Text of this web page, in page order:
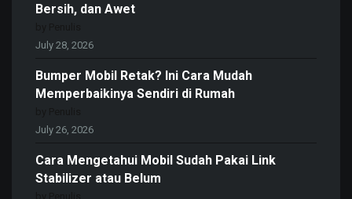
Bersih, dan Awet
July 28, 2026
Bumper Mobil Retak? Ini Cara Mudah
Memperbaikinya Sendiri di Rumah
July 26, 2026
Cara Mengetahui Mobil Sudah Pakai Link
Stabilizer atau Belum